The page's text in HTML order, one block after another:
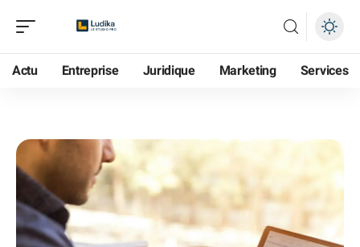
Actu Entreprise Juridique Marketing Services